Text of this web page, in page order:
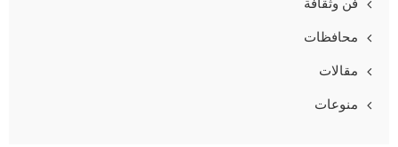
فن وثقافة
محافظات
مقالات
منوعات